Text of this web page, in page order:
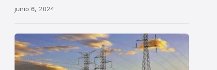
junio 6, 2024
Alerta:
el
expediente